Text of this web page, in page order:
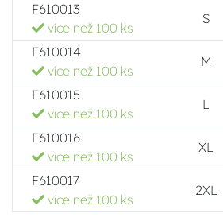
F610013
více než 100 ks
S
F610014
více než 100 ks
M
F610015
více než 100 ks
L
F610016
více než 100 ks
XL
F610017
více než 100 ks
2XL